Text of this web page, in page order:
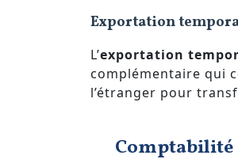
Exportation
L’exportation
complémentaire qui
l’étranger pour